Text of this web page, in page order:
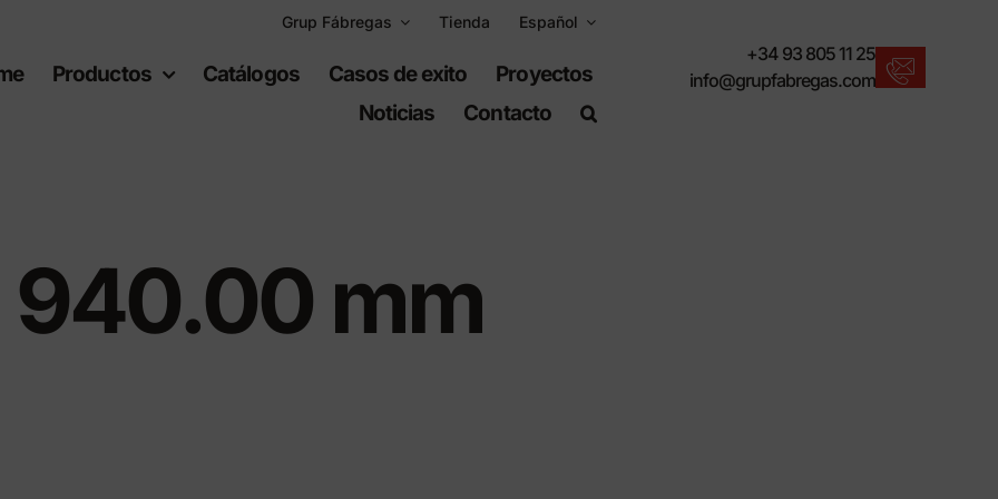
Grup Fábregas Tienda Español
Productos
Espacios
recreativos
Catálogos Casos de exito
Proyectos
Noticias
Contacto
+34 93 805 11 25
info@grupfabregas.com
940.00 mm